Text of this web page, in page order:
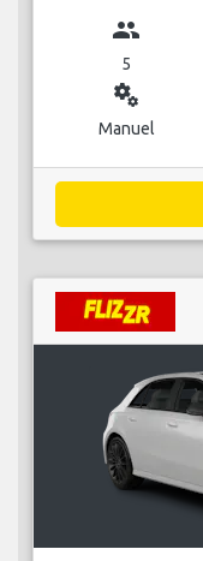
group
5
miscellaneous_services
Manuel